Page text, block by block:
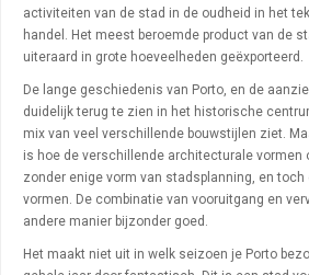
activiteiten van de stad in de oudheid in het
handel. Het meest beroemde product van de
uiteraard in grote hoeveelheden geëxporteerd.
De lange geschiedenis van Porto, en de
duidelijk terug te zien in het historische
mix van veel verschillende bouwstijlen ziet.
is hoe de verschillende architecturale vormen
zonder enige vorm van stadsplanning, en toch
vormen. De combinatie van vooruitgang en
andere manier bijzonder goed.
Het maakt niet uit in welk seizoen je Porto